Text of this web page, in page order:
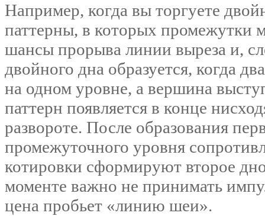
Например, когда вы торгуете
паттерны, в которых
шансы прорыва линии выреза и,
двойного дна образуется, когда
на одном уровне, а вершина
паттерн появляется в конце
развороте. После образования
промежуточного уровня
котировки сформируют второе
моменте важно не принимать
цена пробьет «‎линию шеи».